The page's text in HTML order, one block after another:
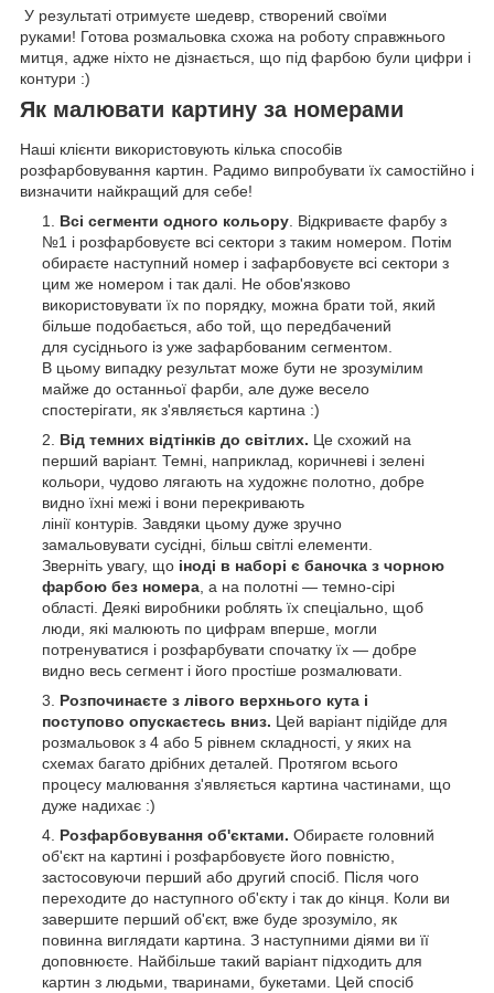
У результаті отримуєте шедевр, створений своїми
руками! Готова розмальовка схожа на роботу справжнього
митця, адже ніхто не дізнається, що під фарбою були цифри і
контури :)
Як малювати картину за номерами
Наші клієнти використовують кілька способів
розфарбовування картин. Радимо випробувати їх самостійно і
визначити найкращий для себе!
Всі сегменти одного кольору . Відкриваєте фарбу з
№1 і розфарбовуєте всі сектори з таким номером. Потім
обираєте наступний номер і зафарбовуєте всі сектори з
цим же номером і так далі. Не обов'язково
використовувати їх по порядку, можна брати той, який
більше подобається, або той, що передбачений
для сусіднього із уже зафарбованим сегментом.
В цьому випадку результат може бути не зрозумілим
майже до останньої фарби, але дуже весело
спостерігати, як з'являється картина :)
Від темних відтінків до світлих. Це схожий на
перший варіант. Темні, наприклад, коричневі і зелені
кольори, чудово лягають на художнє полотно, добре
видно їхні межі і вони перекривають
лінії контурів. Завдяки цьому дуже зручно
замальовувати сусідні, більш світлі елементи.
Зверніть увагу, що іноді в наборі є баночка з чорною
фарбою без номера , а на полотні — темно-сірі
області. Деякі виробники роблять їх спеціально, щоб
люди, які малюють по цифрам вперше, могли
потренуватися і розфарбувати спочатку їх — добре
видно весь сегмент і його простіше розмалювати.
Розпочинаєте з лівого верхнього кута і
поступово опускаєтесь вниз. Цей варіант підійде для
розмальовок з 4 або 5 рівнем складності, у яких на
схемах багато дрібних деталей. Протягом всього
процесу малювання з'являється картина частинами, що
дуже надихає :)
Розфарбовування об'єктами. Обираєте головний
об'єкт на картині і розфарбовуєте його повністю,
застосовуючи перший або другий спосіб. Після чого
переходите до наступного об'єкту і так до кінця. Коли ви
завершите перший об'єкт, вже буде зрозуміло, як
повинна виглядати картина. З наступними діями ви її
доповнюєте. Найбільше такий варіант підходить для
картин з людьми, тваринами, букетами. Цей спосіб